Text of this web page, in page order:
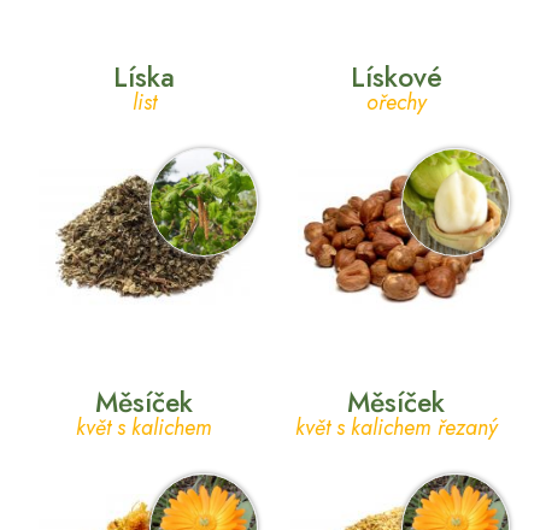
Líska
list
Lískové
ořechy
Měsíček
květ s kalichem
Měsíček
květ s kalichem řezaný